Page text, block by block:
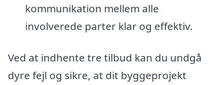
kommunikation mellem alle
involverede parter klar og effektiv.
Ved at indhente tre tilbud kan du undgå
dyre fejl og sikre, at dit byggeprojekt